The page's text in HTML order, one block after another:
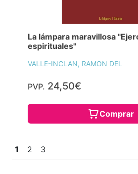
La lámpara maravillosa
espirituales"
VALLE-INCLAN, RAMON DEL
PVP. 24,50€
Comprar
1 2 3